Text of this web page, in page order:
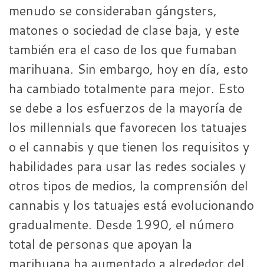
menudo se consideraban gángsters,
matones o sociedad de clase baja, y este
también era el caso de los que fumaban
marihuana. Sin embargo, hoy en día, esto
ha cambiado totalmente para mejor. Esto
se debe a los esfuerzos de la mayoría de
los millennials que favorecen los tatuajes
o el cannabis y que tienen los requisitos y
habilidades para usar las redes sociales y
otros tipos de medios, la comprensión del
cannabis y los tatuajes está evolucionando
gradualmente. Desde 1990, el número
total de personas que apoyan la
marihuana ha aumentado a alrededor del